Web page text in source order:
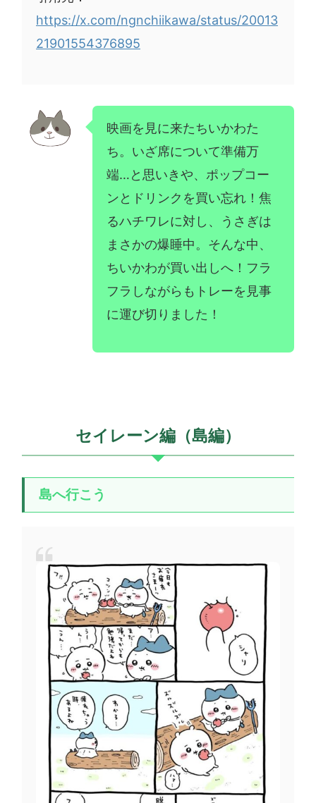
https://x.com/ngnchiikawa/status/20013
21901554376895
映画を見に来たちいかわた
ち。いざ席について準備万
端…と思いきや、ポップコー
ンとドリンクを買い忘れ！焦
るハチワレに対し、うさぎは
まさかの爆睡中。そんな中、
ちいかわが買い出しへ！フラ
フラしながらもトレーを見事
に運び切りました！
セイレーン編（島編）
島へ行こう